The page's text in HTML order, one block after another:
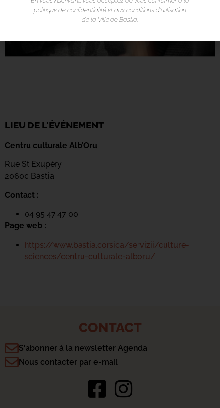
LIEU DE L'ÉVÉNEMENT
Centru culturale Alb’Oru
Rue St Exupéry
20600 Bastia
Contact :
04 95 47 47 00
Page web :
https://www.bastia.corsica/servizii/culture-
sciences/centru-culturale-alboru/
CONTACT
S'abonner à la newsletter Agenda
Nous contacter par e-mail
politique de confidentialité et aux conditions d’utilisation
de la Ville de Bastia.